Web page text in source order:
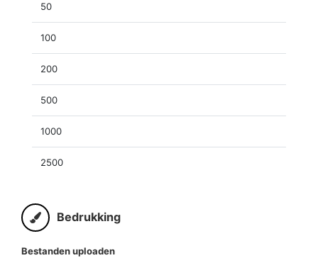
50
100
200
500
1000
2500
Bedrukking
Bestanden uploaden